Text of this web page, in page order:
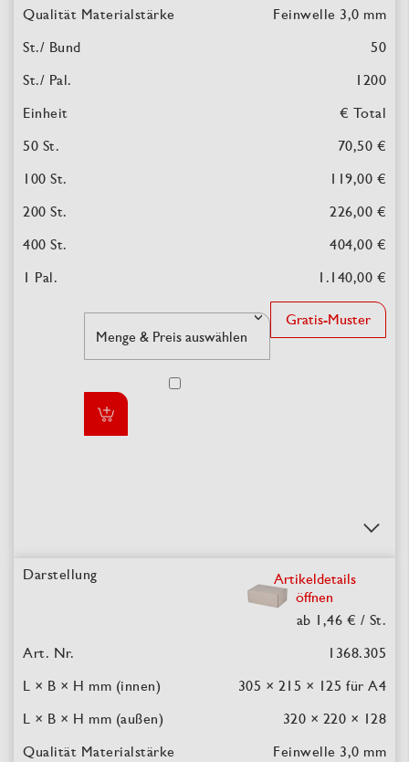
Feinwelle 3,0 mm
50
1200
€ Total
70,50 €
119,00 €
226,00 €
404,00 €
1.140,00 €
Gratis-Muster
Artikeldetails
öffnen
ab 1,46 € / St.
1368.305
305 × 215 × 125 für A4
320 × 220 × 128
Feinwelle 3,0 mm